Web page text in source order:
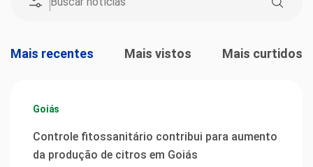
Mais recentes Mais vistos Mais curtidos
Goiás
Controle fitossanitário contribui para aumento
da produção de citros em Goiás